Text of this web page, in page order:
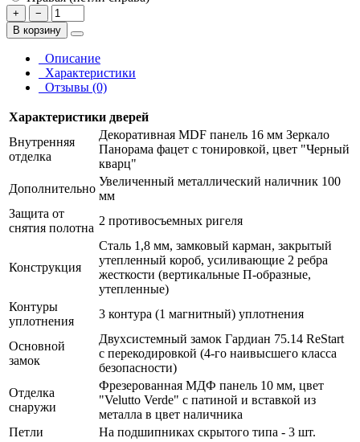
+
−
В корзину
Описание
Характеристики
Отзывы (0)
Характеристики дверей
Внутренняя
отделка
Декоративная MDF панель 16 мм Зеркало
Панорама фацет с тонировкой, цвет "Черный
кварц"
Дополнительно
Увеличенный металлический наличник 100
мм
Защита от
снятия полотна
2 противосъемных ригеля
Конструкция
Сталь 1,8 мм, замковый карман, закрытый
утепленный короб, усиливающие 2 ребра
жесткости (вертикальные П-образные,
утепленные)
Контуры
уплотнения
3 контура (1 магнитный) уплотнения
Основной
замок
Двухсистемный замок Гардиан 75.14 ReStart
с перекодировкой (4-го наивысшего класса
безопасности)
Отделка
снаружи
Фрезерованная МДФ панель 10 мм, цвет
"Velutto Verde" с патиной и вставкой из
металла в цвет наличника
Петли
На подшипниках скрытого типа - 3 шт.